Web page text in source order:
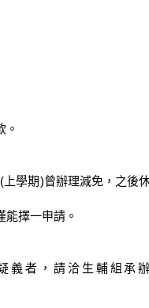
。
學期)曾辦理減免，之後
擇一申請。
，請洽生輔組承辦